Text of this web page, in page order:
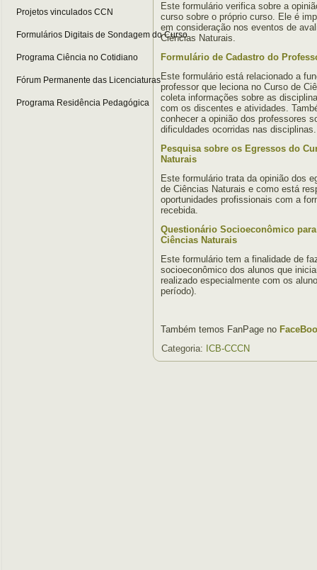
Projetos vinculados CCN
Formulários Digitais de Sondagem do Curso
Programa Ciência no Cotidiano
Fórum Permanente das Licenciaturas
Programa Residência Pedagógica
Este formulário verifica sobre a
curso sobre o próprio curso. Ele é
em consideração nos eventos de
Ciências Naturais.
Formulário de Cadastro do
Este formulário está relacionado a
professor que leciona no Curso de
coleta informações sobre as
com os discentes e atividades.
conhecer a opinião dos professores
dificuldades ocorridas nas disciplinas.
Pesquisa sobre os Egressos do
Naturais
Este formulário trata da opinião dos
de Ciências Naturais e como está
oportunidades profissionais com a
recebida.
Questionário Socioeconômico
Ciências Naturais
Este formulário tem a finalidade de
socioeconômico dos alunos que
realizado especialmente com os
período).
Também temos FanPage no
Categoria: ICB-CCCN